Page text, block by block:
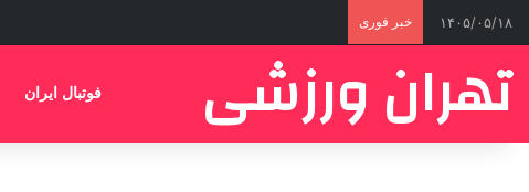
۱۴۰۵/۰۵/۱۸ خبر فوری
تهران ورزشی فوتبال ایران